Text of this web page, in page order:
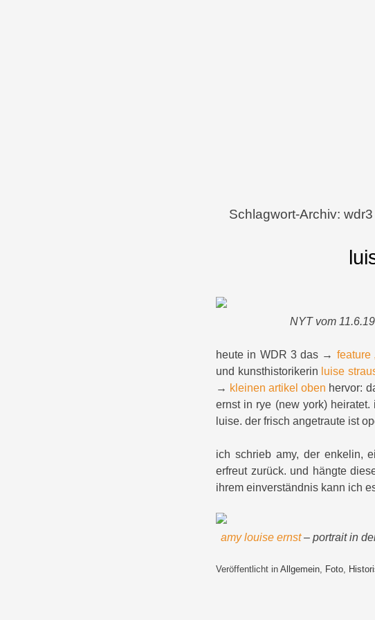
Schlagwort-Archiv:wdr3
NYT vom
heute in WDR 3 das → feature
und kunsthistorikerin luise
→ kleinen artikel oben hervor:
ernst in rye (new york)
luise. der frisch angetraute ist
ich schrieb amy, der enkelin,
erfreut zurück. und hängte
ihrem einverständnis kann ich
amy louise ernst– portrait in
Veröffentlicht in Allgemein, Foto,